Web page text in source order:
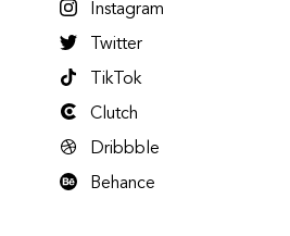
Instagram
Twitter
TikTok
Clutch
Dribbble
Behance